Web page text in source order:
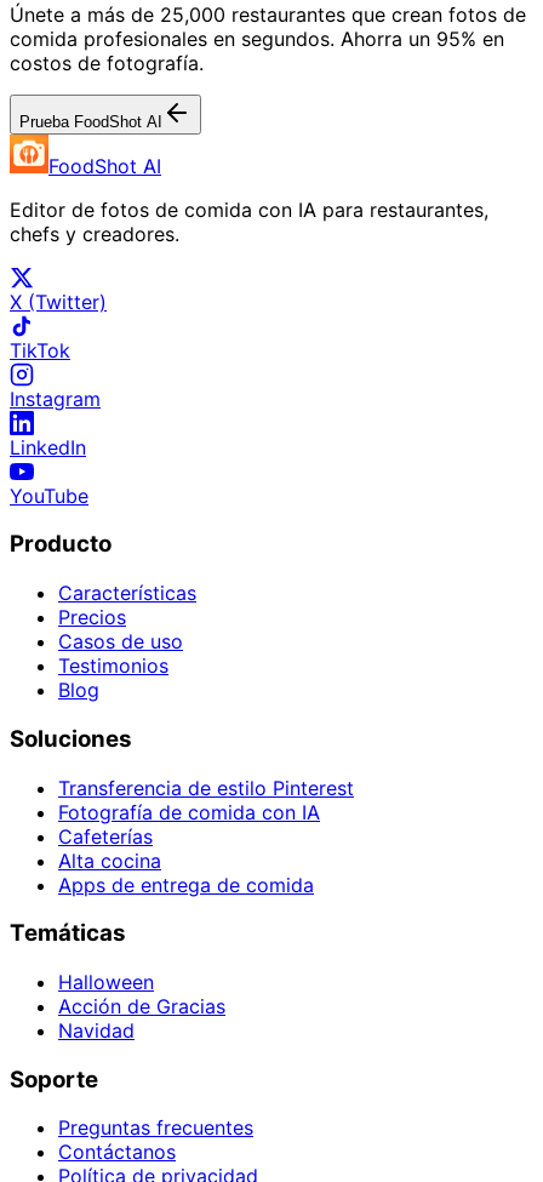
Únete a más de 25,000 restaurantes que crean fotos de
comida profesionales en segundos. Ahorra un 95% en
costos de fotografía.
Prueba FoodShot AI
FoodShot AI
Editor de fotos de comida con IA para restaurantes,
chefs y creadores.
X (Twitter)
TikTok
Instagram
LinkedIn
YouTube
Producto
Características
Precios
Casos de uso
Testimonios
Blog
Soluciones
Transferencia de estilo Pinterest
Fotografía de comida con IA
Cafeterías
Alta cocina
Apps de entrega de comida
Temáticas
Halloween
Acción de Gracias
Navidad
Soporte
Preguntas frecuentes
Contáctanos
Política de privacidad